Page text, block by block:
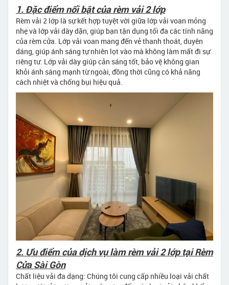
1. Đặc điểm nổi bật của rèm vải 2 lớp
Rèm vải 2 lớp là sự kết hợp tuyệt vời giữa lớp vải voan mỏng
nhẹ và lớp vải dày dặn, giúp bạn tận dụng tối đa các tính năng
của rèm cửa. Lớp vải voan mang đến vẻ thanh thoát, duyên
dáng, giúp ánh sáng tự nhiên lọt vào mà không làm mất đi sự
riêng tư. Lớp vải dày giúp cản sáng tốt, bảo vệ không gian
khỏi ánh sáng mạnh từ ngoài, đồng thời cũng có khả năng
cách nhiệt và chống bụi hiệu quả.
2. Ưu điểm của dịch vụ làm rèm vải 2 lớp tại Rèm
Cửa Sài Gòn
Chất liệu vải đa dạng: Chúng tôi cung cấp nhiều loại vải chất